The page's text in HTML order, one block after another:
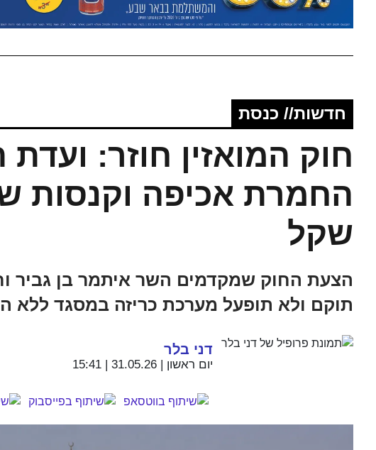
חדשות// כנסת
חוק המואזין חוזר:
שקל
הצעת החוק שמקדמים השר איתמר בן גביר
תוקם ולא תופעל מערכת כריזה במסגד ללא
דני בלר
יום ראשון | 31.05.26 | 15:41